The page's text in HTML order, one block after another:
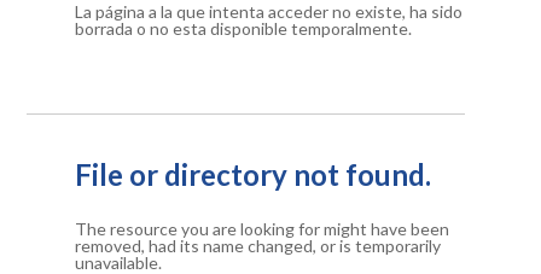
La página a la que intenta acceder no existe, ha sido
borrada o no esta disponible temporalmente.
File or directory not found.
The resource you are looking for might have been
removed, had its name changed, or is temporarily
unavailable.